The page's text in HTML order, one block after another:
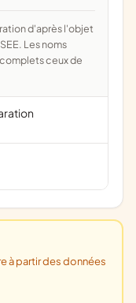
Les noms
ceux de